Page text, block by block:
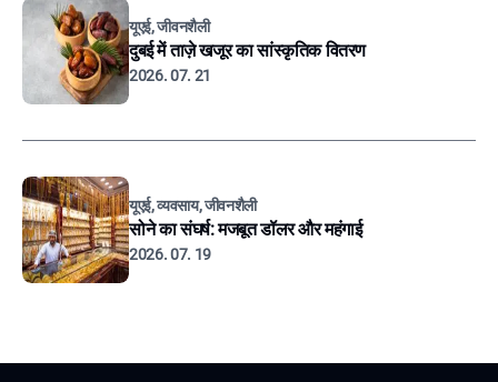
यूएई, जीवनशैली
दुबई में ताज़े खजूर का सांस्कृतिक वितरण
2026. 07. 21
यूएई, व्यवसाय, जीवनशैली
सोने का संघर्ष: मजबूत डॉलर और महंगाई
2026. 07. 19